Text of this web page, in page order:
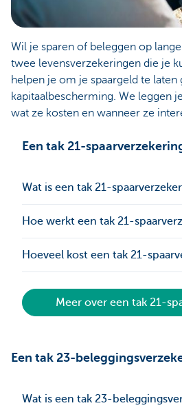
Wil je sparen of beleggen op
twee levensverzekeringen die je
helpen je om je spaargeld te
kapitaalbescherming. We leggen
wat ze kosten en wanneer ze
Een tak 21-
Wat is een tak 21-
Hoe werkt een tak 21-
Hoeveel kost een tak 21-
Meer over een tak 21-
Een tak 23-
Wat is een tak 23-